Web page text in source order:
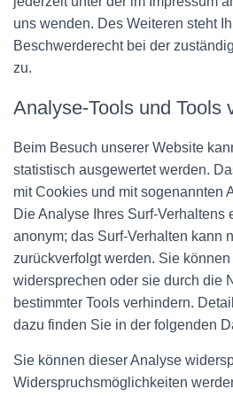
uns wenden. Des Weiteren steht
Beschwerderecht bei der
zu.
Analyse-Tools und Tools
Beim Besuch unserer Website
statistisch ausgewertet werden.
mit Cookies und mit sogenannten
Die Analyse Ihres Surf-Verhaltens
anonym; das Surf-Verhalten kann
zurückverfolgt werden. Sie
widersprechen oder sie durch die
bestimmter Tools verhindern.
dazu finden Sie in der folgenden
Sie können dieser Analyse
Widerspruchsmöglichkeiten